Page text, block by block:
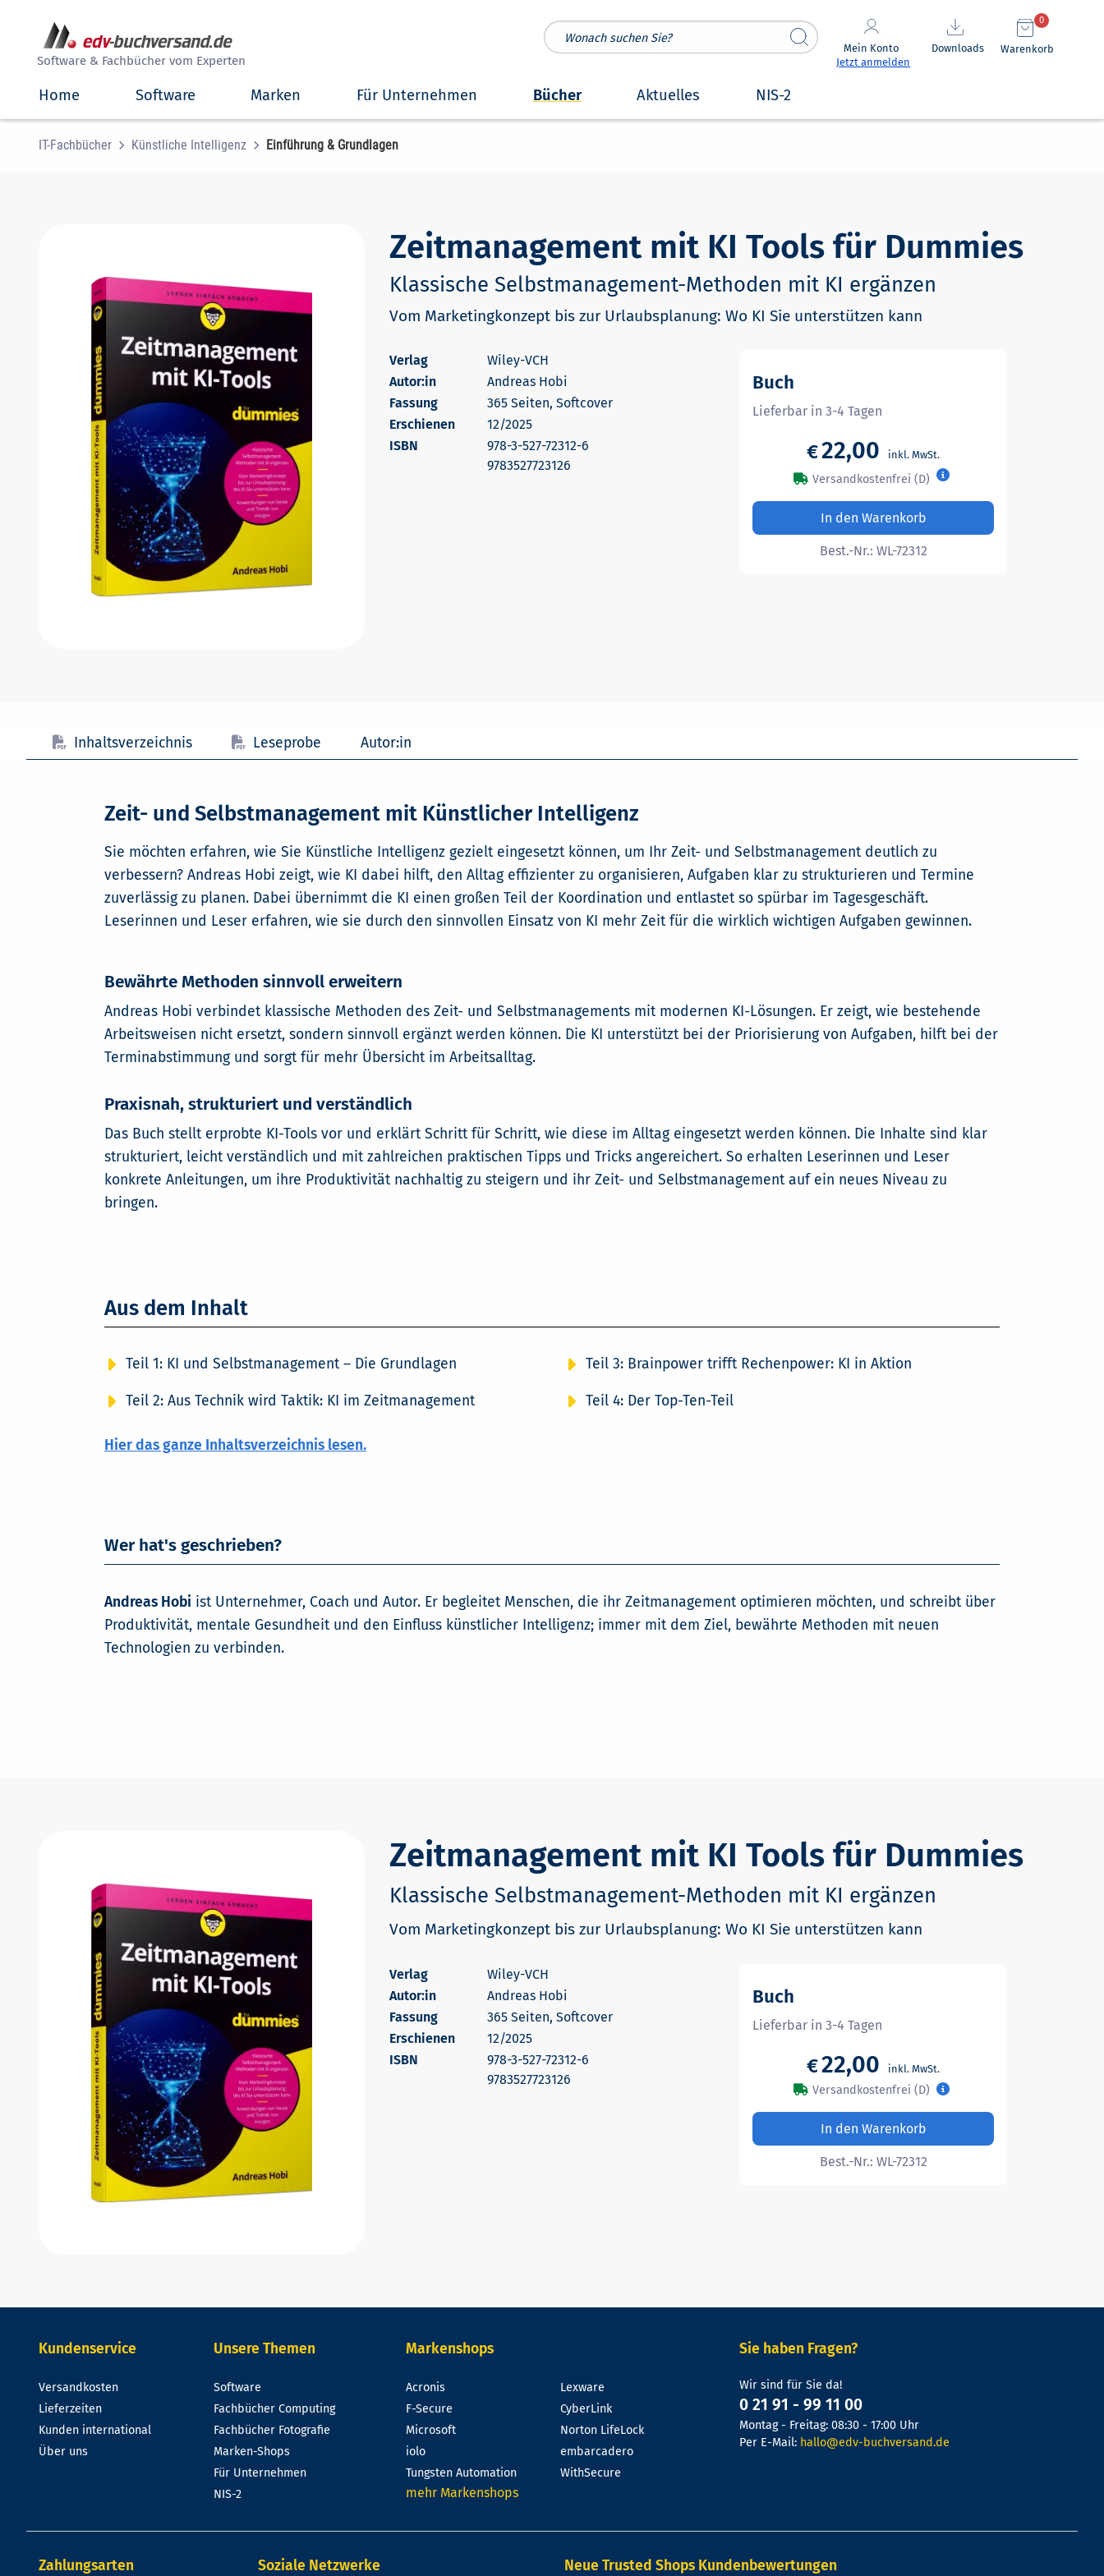
Software & Fachbücher vom Experten
Mein Konto
Jetzt anmelden
Downloads Warenkorb
0
Home Software Marken Für Unternehmen Bücher Aktuelles NIS-2
IT-Fachbücher Künstliche Intelligenz Einführung & Grundlagen
Zeitmanagement mit KI Tools für Dummies
Klassische Selbstmanagement-Methoden mit KI ergänzen
Vom Marketingkonzept bis zur Urlaubsplanung: Wo KI Sie unterstützen kann
Wiley-VCH
Autor:in
Andreas Hobi
365 Seiten, Softcover
Erschienen
12/2025
978-3-527-72312-6
9783527723126
Buch
Lieferbar in 3-4 Tagen
€22,00
Versandkostenfrei (D)
In den Warenkorb
Best.-Nr.: WL-72312
Inhaltsverzeichnis Leseprobe Autor:in
Zeit- und Selbstmanagement mit Künstlicher Intelligenz
Sie möchten erfahren, wie Sie Künstliche Intelligenz gezielt eingesetzt können, um Ihr Zeit- und Selbstmanagement deutlich zu
verbessern? Andreas Hobi zeigt, wie KI dabei hilft, den Alltag effizienter zu organisieren, Aufgaben klar zu strukturieren und Termine
zuverlässig zu planen. Dabei übernimmt die KI einen großen Teil der Koordination und entlastet so spürbar im Tagesgeschäft.
Leserinnen und Leser erfahren, wie sie durch den sinnvollen Einsatz von KI mehr Zeit für die wirklich wichtigen Aufgaben gewinnen.
Bewährte Methoden sinnvoll erweitern
Andreas Hobi verbindet klassische Methoden des Zeit- und Selbstmanagements mit modernen KI-Lösungen. Er zeigt, wie bestehende
Arbeitsweisen nicht ersetzt, sondern sinnvoll ergänzt werden können. Die KI unterstützt bei der Priorisierung von Aufgaben, hilft bei der
Terminabstimmung und sorgt für mehr Übersicht im Arbeitsalltag.
Praxisnah, strukturiert und verständlich
Das Buch stellt erprobte KI-Tools vor und erklärt Schritt für Schritt, wie diese im Alltag eingesetzt werden können. Die Inhalte sind klar
strukturiert, leicht verständlich und mit zahlreichen praktischen Tipps und Tricks angereichert. So erhalten Leserinnen und Leser
konkrete Anleitungen, um ihre Produktivität nachhaltig zu steigern und ihr Zeit- und Selbstmanagement auf ein neues Niveau zu
bringen.
Aus dem Inhalt
Teil 1: KI und Selbstmanagement – Die Grundlagen
Teil 2: Aus Technik wird Taktik: KI im Zeitmanagement
Teil 3: Brainpower trifft Rechenpower: KI in Aktion
Teil 4: Der Top-Ten-Teil
Hier das ganze Inhaltsverzeichnis lesen.
Wer hat's geschrieben?
Andreas Hobi ist Unternehmer, Coach und Autor. Er begleitet Menschen, die ihr Zeitmanagement optimieren möchten, und schreibt über
Produktivität, mentale Gesundheit und den Einfluss künstlicher Intelligenz; immer mit dem Ziel, bewährte Methoden mit neuen
Technologien zu verbinden.
Zeitmanagement mit KI Tools für Dummies
Klassische Selbstmanagement-Methoden mit KI ergänzen
Vom Marketingkonzept bis zur Urlaubsplanung: Wo KI Sie unterstützen kann
Wiley-VCH
Autor:in
Andreas Hobi
365 Seiten, Softcover
Erschienen
12/2025
978-3-527-72312-6
9783527723126
Buch
Lieferbar in 3-4 Tagen
€22,00
Versandkostenfrei (D)
In den Warenkorb
Best.-Nr.: WL-72312
Kundenservice
Versandkosten
Lieferzeiten
Kunden international
Über uns
Unsere Themen
Software
Fachbücher Computing
Fachbücher Fotografie
Marken-Shops
Für Unternehmen
NIS-2
Markenshops
Acronis
F-Secure
Microsoft
iolo
Tungsten Automation
Lexware
CyberLink
Norton LifeLock
embarcadero
WithSecure
mehr Markenshops
Sie haben Fragen?
Wir sind für Sie da!
0 21 91 - 99 11 00
Montag - Freitag: 08:30 - 17:00 Uhr
Per E-Mail: hallo@edv-buchversand.de
Zahlungsarten Soziale Netzwerke Neue Trusted Shops Kundenbewertungen